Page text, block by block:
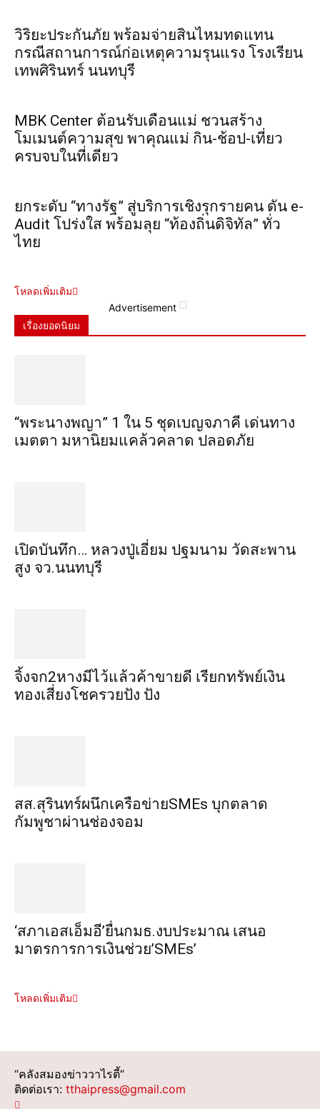
วิริยะประกันภัย พร้อมจ่ายสินไหมทดแทน
กรณีสถานการณ์ก่อเหตุความรุนแรง โรงเรียน
เทพศิรินทร์ นนทบุรี
MBK Center ต้อนรับเดือนแม่ ชวนสร้าง
โมเมนต์ความสุข พาคุณแม่ กิน-ช้อป-เที่ยว
ครบจบในที่เดียว
ยกระดับ “ทางรัฐ” สู่บริการเชิงรุกรายคน ดัน e-
Audit โปร่งใส พร้อมลุย “ท้องถิ่นดิจิทัล” ทั่ว
ไทย
โหลดเพิ่มเติม
Advertisement
เรื่องยอดนิยม
“พระ​นาง​พญา” 1 ใน 5​ ชุดเบญจ​ภาคี​ เด่นทาง
เมตตา​ มหา​นิยม​แคล้วคลาด​ ปลอดภัย​
เปิดบันทึก… หลวงปู่เอี่ยม ​ปฐม​นาม​ วัดสะพาน
สูง​ จว.นนทบุรี
จิ้งจก​2​หาง​มีไว้แล้ว​ค้าขาย​ดี​ เรียก​ทรัพย์เงิน
ทอง​เสี่ยงโชค​รวยปัง​ ปัง​
สส.สุรินทร์ผนึกเครือข่ายSMEs บุกตลาด
กัมพูชาผ่านช่องจอม
‘สภาเอสเอ็มอี’ยื่นกมธ.งบประมาณ เสนอ
มาตรการการเงินช่วย’SMEs’
โหลดเพิ่มเติม
“คลังสมองข่าววาไรตี้”
ติดต่อเรา: tthaipress@gmail.com